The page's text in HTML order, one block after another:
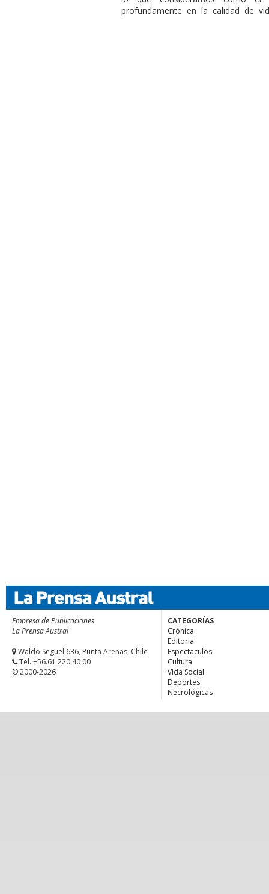
profundamente en la calidad de
Empresa de Publicaciones
La Prensa Austral
Waldo Seguel 636, Punta Arenas, Chile
Tel. +56.61 220 40 00
© 2000-2026
CATEGORÍAS
Crónica
Editorial
Espectaculos
Cultura
Vida Social
Deportes
Necrológicas